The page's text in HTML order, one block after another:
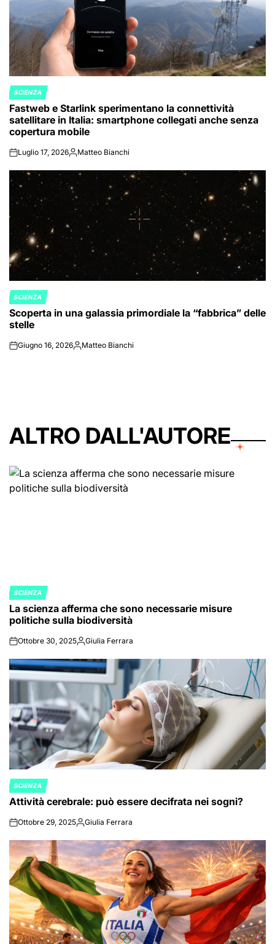
POSTED
IN
SCIENZA
Fastweb e Starlink sperimentano la connettività
satellitare in Italia: smartphone collegati anche senza
copertura mobile
onLuglio 17, 2026Posted
Matteo Bianchi
POSTED
IN
SCIENZA
Scoperta in una galassia primordiale la “fabbrica” delle
stelle
onGiugno 16, 2026Posted
Matteo Bianchi
ALTRO DALL'AUTORE
POSTED
IN
SCIENZA
La scienza afferma che sono necessarie misure
politiche sulla biodiversità
onOttobre 30, 2025Posted
Giulia Ferrara
POSTED
IN
SCIENZA
Attività cerebrale: può essere decifrata nei sogni?
onOttobre 29, 2025Posted
Giulia Ferrara